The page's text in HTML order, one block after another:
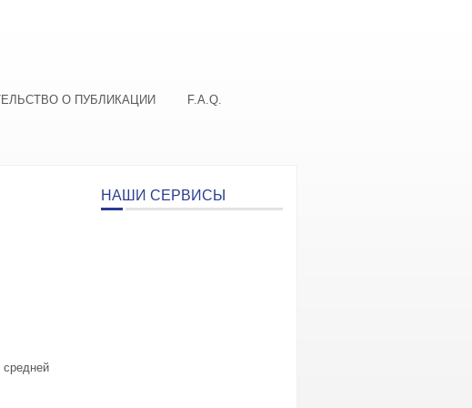
О ПУБЛИКАЦИИ F.A.Q.
средней
НАШИ СЕРВИСЫ